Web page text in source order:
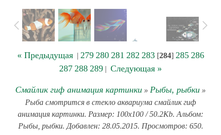
« Предыдущая| 279 280 281 282 283[284] 285 286
287 288 289 | Следующая »
Смайлик гиф анимация картинки » Рыбы, рыбки »
Рыба смотрится в стекло аквариума смайлик гиф
анимация картинки. Размер: 100x100 / 50.2Kb. Альбом:
Рыбы, рыбки. Добавлен: 28.05.2015. Просмотров: 650.